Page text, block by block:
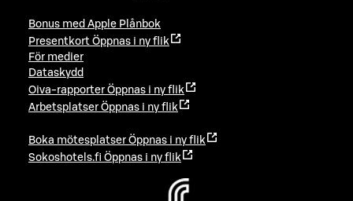
Bonus med Apple Plånbok
Presentkort Öppnas i ny flik
För medier
Dataskydd
Oiva-rapporter Öppnas i ny flik
Arbetsplatser Öppnas i ny flik
Boka mötesplatser Öppnas i ny flik
Sokoshotels.fi Öppnas i ny flik